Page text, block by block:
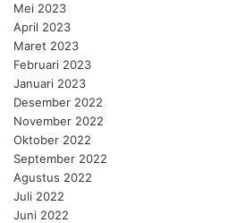
Mei 2023
April 2023
Maret 2023
Februari 2023
Januari 2023
Desember 2022
November 2022
Oktober 2022
September 2022
Agustus 2022
Juli 2022
Juni 2022